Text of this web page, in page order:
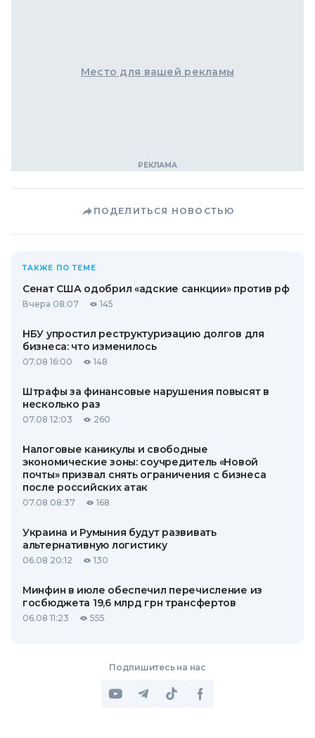
Место для вашей рекламы
ПОДЕЛИТЬСЯ НОВОСТЬЮ
ТАКЖЕ ПО ТЕМЕ
Сенат США одобрил «адские санкции» против рф
Вчера 08:07 145
НБУ упростил реструктуризацию долгов для
бизнеса: что изменилось
07.08 16:00 148
Штрафы за финансовые нарушения повысят в
несколько раз
07.08 12:03 260
Налоговые каникулы и свободные
экономические зоны: соучредитель «Новой
почты» призвал снять ограничения с бизнеса
после российских атак
07.08 08:37 168
Украина и Румыния будут развивать
альтернативную логистику
06.08 20:12 130
Минфин в июле обеспечил перечисление из
госбюджета 19,6 млрд грн трансфертов
06.08 11:23 555
Подпишитесь на нас